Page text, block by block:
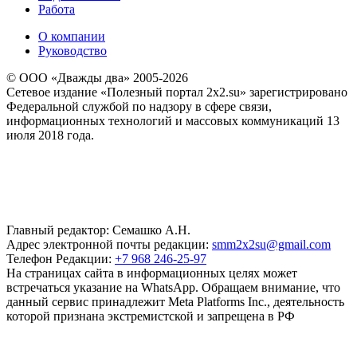
Работа
О компании
Руководство
© ООО «Дважды два» 2005-2026
Сетевое издание «Полезный портал 2x2.su» зарегистрировано
Федеральной службой по надзору в сфере связи,
информационных технологий и массовых коммуникаций 13
июля 2018 года.
Главный редактор: Семашко А.Н.
Адрес электронной почты редакции: smm2x2su@gmail.com
Телефон Редакции: +7 968 246-25-97
На страницах сайта в информационных целях может
встречаться указание на WhatsApp. Обращаем внимание, что
данный сервис принадлежит Meta Platforms Inc., деятельность
которой признана экстремистской и запрещена в РФ